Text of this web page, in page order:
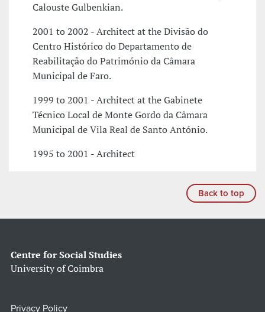
Calouste Gulbenkian.
2001 to 2002 - Architect at the Divisão do
Centro Histórico do Departamento de
Reabilitação do Património da Câmara
Municipal de Faro.
1999 to 2001 - Architect at the Gabinete
Técnico Local de Monte Gordo da Câmara
Municipal de Vila Real de Santo António.
1995 to 2001 - Architect
Back to top
Centre for Social Studies
University of Coimbra
Privacy Policy